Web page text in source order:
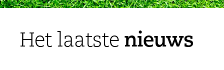
Het laatste nieuws